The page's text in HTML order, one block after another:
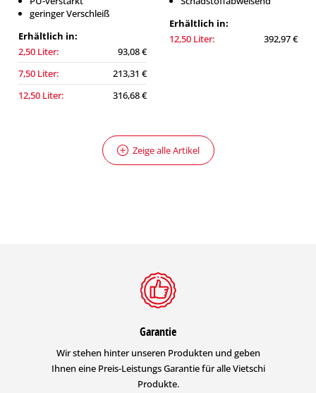
geringer Verschleiß
Erhältlich in:
2,50 Liter:
93,08 €
7,50 Liter:
213,31 €
12,50 Liter:
316,68 €
Erhältlich in:
12,50 Liter:
392,97 €
Zeige alle Artikel
Garantie
Wir stehen hinter unseren Produkten und geben
Ihnen eine Preis-Leistungs Garantie für alle Vietschi
Produkte.